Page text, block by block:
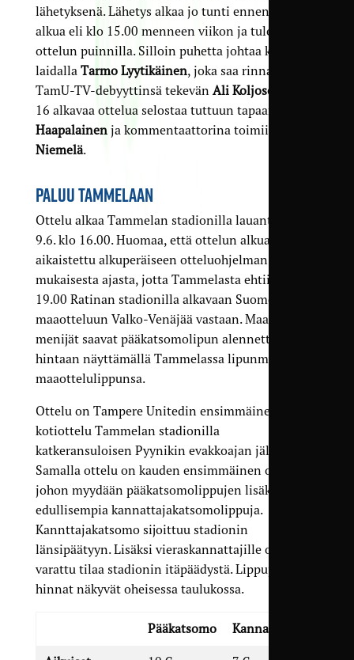
lähetyksenä. Lähetys alkaa jo tunti ennen ottelun
alkua eli klo 15.00 menneen viikon ja tulevan
ottelun puinnilla. Silloin puhetta johtaa kentän
laidalla Tarmo Lyytikäinen, joka saa rinnalleen
TamU-TV-debyyttinsä tekevän Ali Koljosen
16 alkavaa ottelua selostaa tuttuun tapaan
Haapalainen ja kommentaattorina toimii
Niemelä.
PALUU TAMMELAAN
Ottelu alkaa Tammelan stadionilla lauantaina
9.6. klo 16.00. Huomaa, että ottelun alkua on
aikaistettu alkuperäiseen otteluohjelman
mukaisesta ajasta, jotta Tammelasta ehtii klo
19.00 Ratinan stadionilla alkavaan Suomen
maaotteluun Valko-Venäjää vastaan. Maaotteluun
menijät saavat pääkatsomolipun alennettuun
hintaan näyttämällä Tammelassa lipunmyynnissä
maaottelulippunsa.
Ottelu on Tampere Unitedin ensimmäinen
kotiottelu Tammelan stadionilla
katkeransuloisen Pyynikin evakkoajan jälkeen.
Samalla ottelu on kauden ensimmäinen ottelu,
johon myydään pääkatsomolippujen lisäksi myös
edullisempia kannattajakatsomolippuja.
Kannttajakatsomo sijoittuu stadionin
länsipäätyyn. Lisäksi vieraskannattajille on
varattu tilaa stadionin itäpäädystä. Lippujen
hinnat näkyvät oheisessa taulukossa.
Pääkatsomo Kannattajakatsomo